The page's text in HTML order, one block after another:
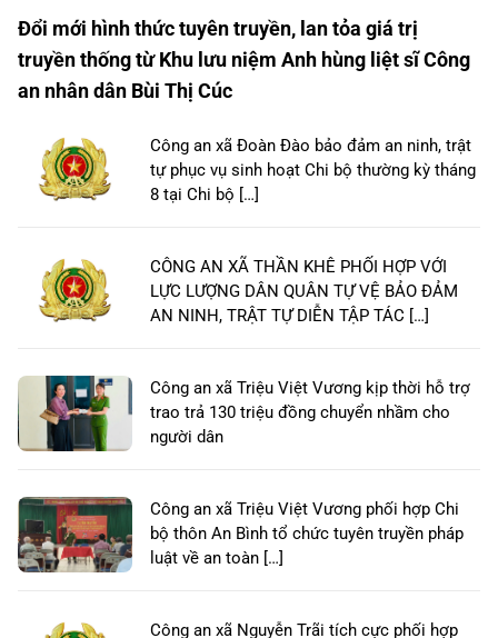
Đổi mới hình thức tuyên truyền, lan tỏa giá trị
truyền thống từ Khu lưu niệm Anh hùng liệt sĩ Công
an nhân dân Bùi Thị Cúc
Công an xã Đoàn Đào bảo đảm an ninh, trật
tự phục vụ sinh hoạt Chi bộ thường kỳ tháng
8 tại Chi bộ […]
CÔNG AN XÃ THẦN KHÊ PHỐI HỢP VỚI
LỰC LƯỢNG DÂN QUÂN TỰ VỆ BẢO ĐẢM
AN NINH, TRẬT TỰ DIỄN TẬP TÁC […]
Công an xã Triệu Việt Vương kịp thời hỗ trợ
trao trả 130 triệu đồng chuyển nhầm cho
người dân
Công an xã Triệu Việt Vương phối hợp Chi
bộ thôn An Bình tổ chức tuyên truyền pháp
luật về an toàn […]
Công an xã Nguyễn Trãi tích cực phối hợp